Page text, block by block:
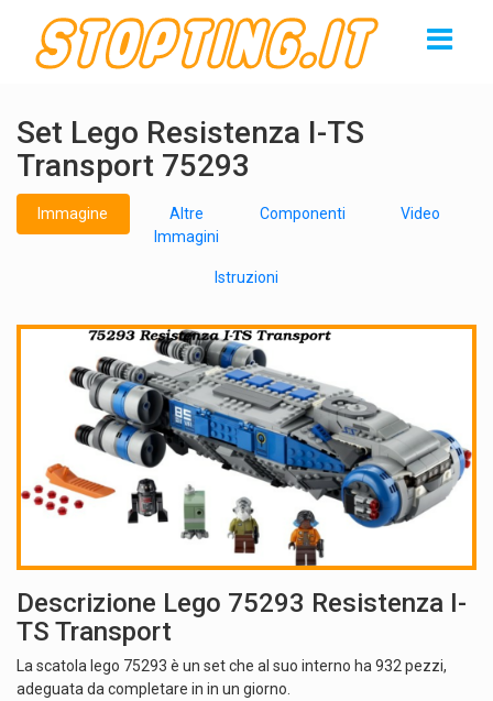
Set Lego Resistenza I-TS
Transport 75293
Immagine
Altre
Immagini
Componenti Video
Istruzioni
Descrizione Lego 75293 Resistenza I-
TS Transport
La scatola lego 75293 è un set che al suo interno ha 932 pezzi,
adeguata da completare in in un giorno.